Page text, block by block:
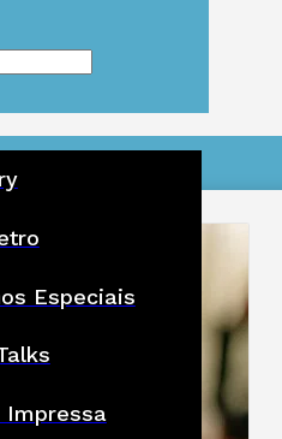
Especiais
Impressa